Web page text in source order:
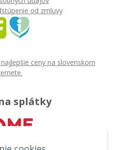
od zmluvy
splátky